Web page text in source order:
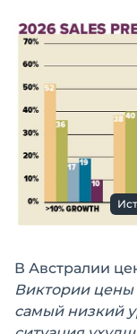
В Австралии
Виктории цены
самый низкий